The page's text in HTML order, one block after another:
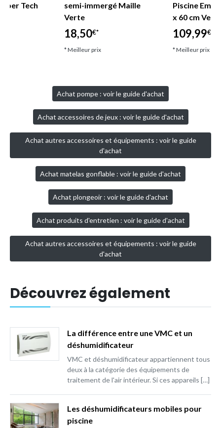
Tech
semi-immergé Maille
Verte
18,50€*
* Meilleur prix
Piscine
x 60 cm Vert
109,99€*
* Meilleur prix
Achat pompe : voir le guide d'achat
Achat accessoires de jeux : voir le guide d'achat
Achat autres accessoires et équipements : voir le guide
d'achat
Achat matelas gonflable : voir le guide d'achat
Achat plongeoir : voir le guide d'achat
Achat produits d'entretien : voir le guide d'achat
Achat autres accessoires et équipements : voir le guide
d'achat
Découvrez également
La différence entre une VMC et un
déshumidificateur
VMC et déshumidificateur appartiennent tous
deux à la catégorie des équipements de
traitement de l'air intérieur. Si ces appareils […]
Les déshumidificateurs mobiles pour
piscine